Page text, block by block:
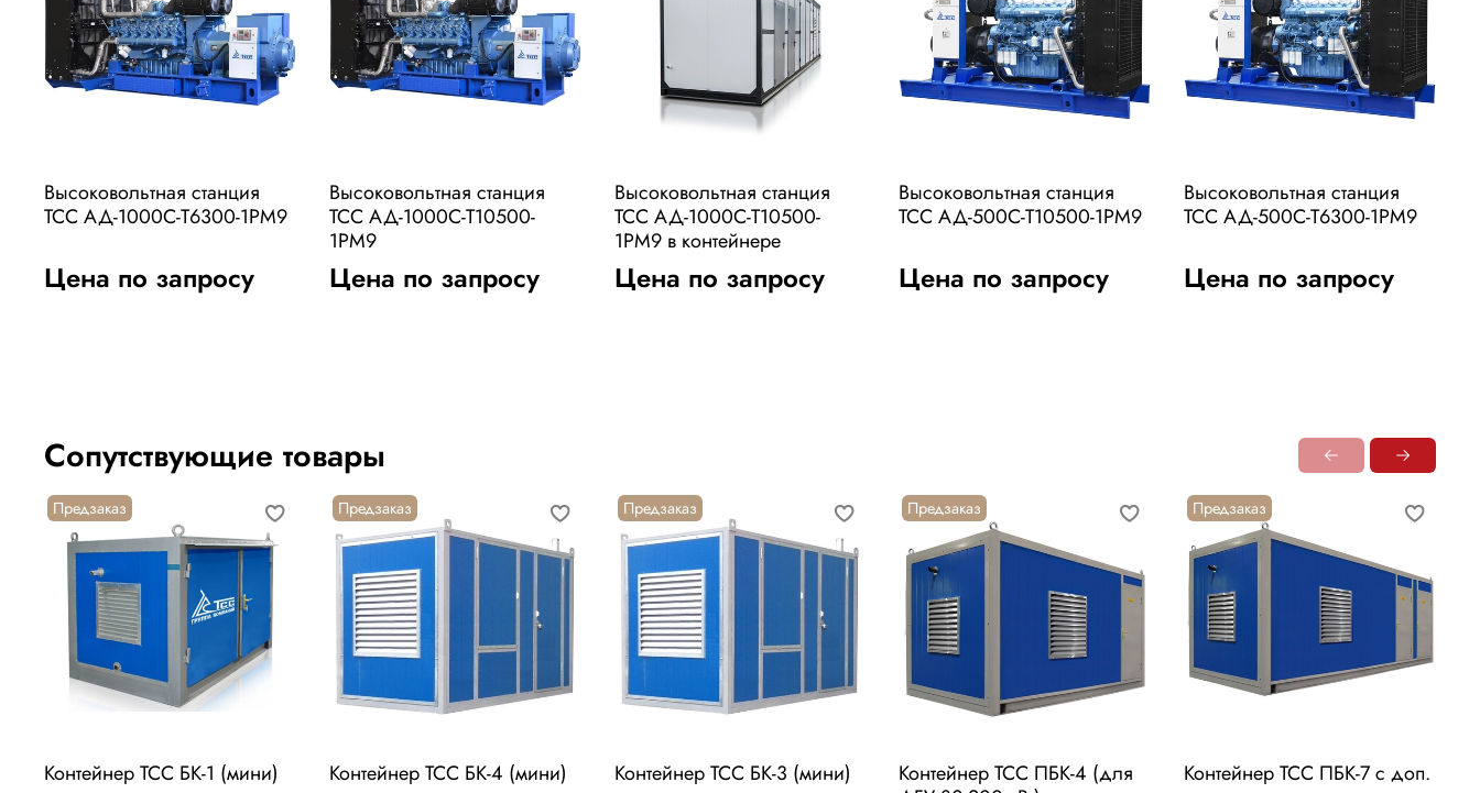
Высоковольтная станция
ТСС АД-1000С-Т6300-1РМ9
Цена по запросу
Высоковольтная станция
ТСС АД-1000С-Т10500-
1РМ9
Цена по запросу
Высоковольтная станция
ТСС АД-1000С-Т10500-
1РМ9 в контейнере
Цена по запросу
Высоковольтная станция
ТСС АД-500С-Т10500-1РМ9
Цена по запросу
Высоковольтная станция
ТСС АД-500С-Т6300-1РМ9
Цена по запросу
Сопутствующие товары
Предзаказ
Контейнер ТСС БК-1 (мини)
Предзаказ
Контейнер ТСС БК-4 (мини)
Предзаказ
Контейнер ТСС БК-3 (мини)
Предзаказ
Контейнер ТСС ПБК-4 (для
Предзаказ
Контейнер ТСС ПБК-7 с доп.